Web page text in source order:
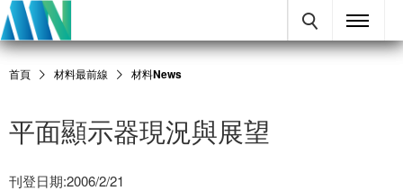
首頁 材料最前線 材料News
平面顯示器現況與展望
刊登日期:2006/2/21